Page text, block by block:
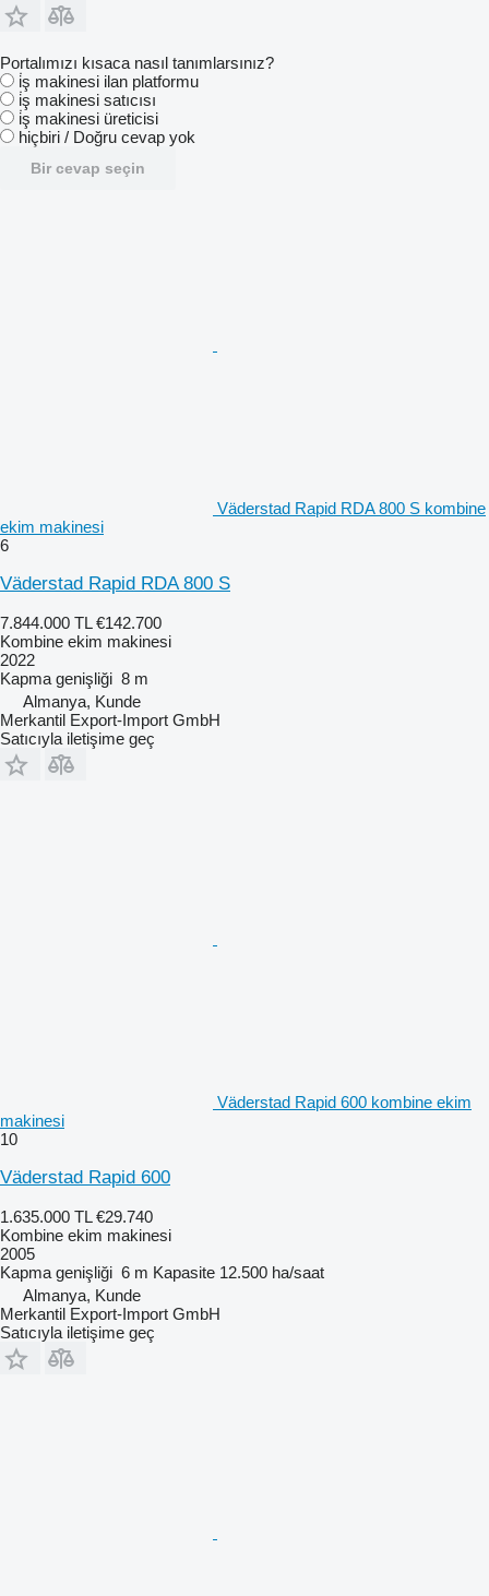
Portalımızı kısaca nasıl tanımlarsınız?
i̇ş makinesi ilan platformu
i̇ş makinesi satıcısı
i̇ş makinesi üreticisi
hiçbiri / Doğru cevap yok
Bir cevap seçin
Väderstad Rapid RDA 800 S kombine
ekim makinesi
6
Väderstad Rapid RDA 800 S
7.844.000 TL €142.700
Kombine ekim makinesi
2022
Kapma genişliği 8 m
Almanya, Kunde
Merkantil Export-Import GmbH
Satıcıyla iletişime geç
Väderstad Rapid 600 kombine ekim
makinesi
10
Väderstad Rapid 600
1.635.000 TL €29.740
Kombine ekim makinesi
2005
Kapma genişliği 6 m Kapasite 12.500 ha/saat
Almanya, Kunde
Merkantil Export-Import GmbH
Satıcıyla iletişime geç